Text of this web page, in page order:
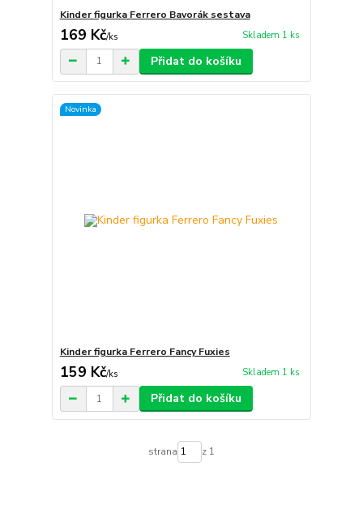
Kinder figurka Ferrero Bavorák sestava
169 Kč/ks Skladem 1 ks
Přidat do košíku
Novinka
Kinder figurka Ferrero Fancy Fuxies
159 Kč/ks Skladem 1 ks
Přidat do košíku
strana z 1